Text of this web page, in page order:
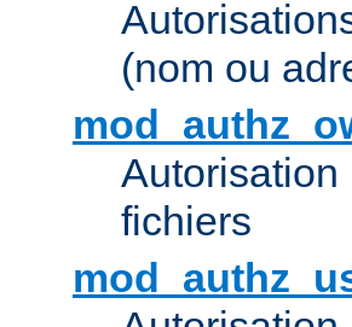
(nom ou
Autorisation
fichiers